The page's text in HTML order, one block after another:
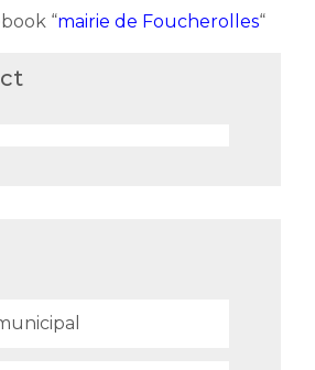
“mairie de Foucherolles“